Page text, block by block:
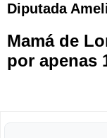
Diputada
Mamá de
por apenas